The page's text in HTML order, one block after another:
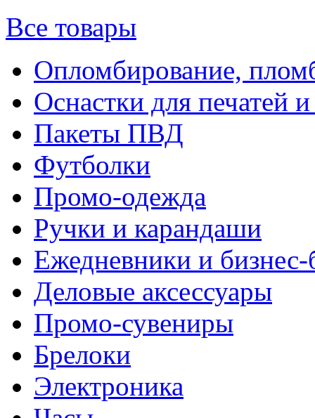
Все товары
Опломбирование,
Оснастки для печатей
Пакеты ПВД
Футболки
Промо-одежда
Ручки и карандаши
Ежедневники и
Деловые аксессуары
Промо-сувениры
Брелоки
Электроника